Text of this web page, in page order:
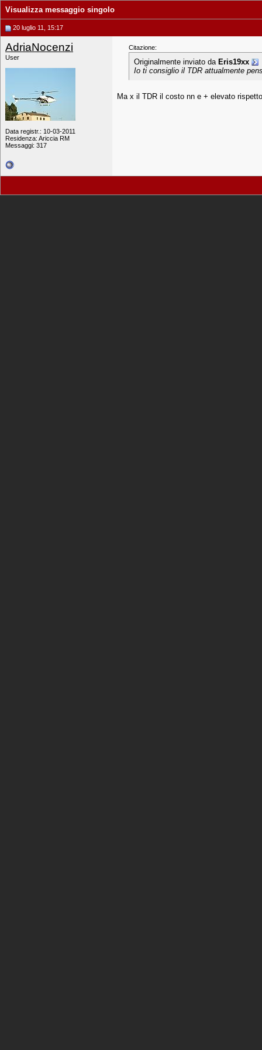
Visualizza messaggio singolo
20 luglio 11, 15:17
AdriaNocenzi
User
Data registr.: 10-03-2011
Residenza: Ariccia RM
Messaggi: 317
Citazione:
Originalmente inviato da Eris19xx
Io ti consiglio il TDR attualmente
Ma x il TDR il costo nn e + elevato